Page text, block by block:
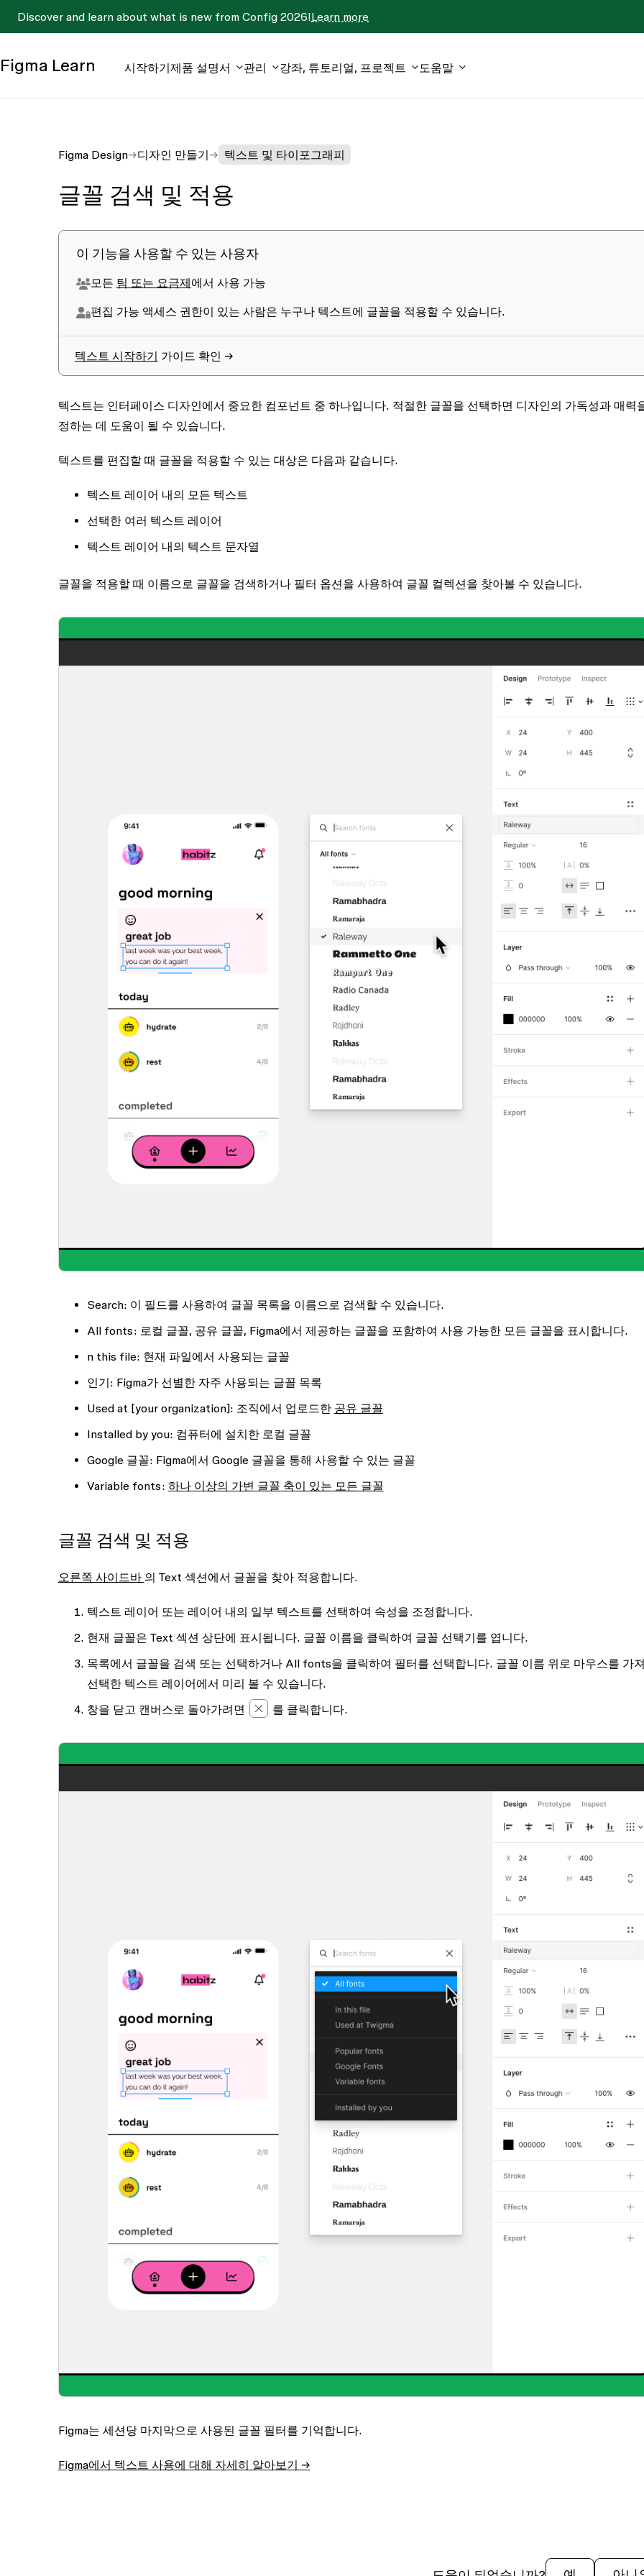
Discover and learn about what is new from Config 2026!Learn more
Figma Learn 시작하기제품 설명서 관리 강좌, 튜토리얼, 프로젝트 도움말
Figma Design 디자인 만들기 텍스트 및 타이포그래피
글꼴 검색 및 적용
이 기능을 사용할 수 있는 사용자
모든 팀 또는 요금제에서 사용 가능
편집 가능 액세스 권한이 있는 사람은 누구나 텍스트에 글꼴을 적용할 수 있습니다.
텍스트 시작하기 가이드 확인 →
텍스트는 인터페이스 디자인에서 중요한 컴포넌트 중 하나입니다. 적절한 글꼴을 선택하면 디자인의 가독성과 매력
정하는 데 도움이 될 수 있습니다.
텍스트를 편집할 때 글꼴을 적용할 수 있는 대상은 다음과 같습니다.
텍스트 레이어 내의 모든 텍스트
선택한 여러 텍스트 레이어
텍스트 레이어 내의 텍스트 문자열
글꼴을 적용할 때 이름으로 글꼴을 검색하거나 필터 옵션을 사용하여 글꼴 컬렉션을 찾아볼 수 있습니다.
Search: 이 필드를 사용하여 글꼴 목록을 이름으로 검색할 수 있습니다.
All fonts: 로컬 글꼴, 공유 글꼴, Figma에서 제공하는 글꼴을 포함하여 사용 가능한 모든 글꼴을 표시합니다.
n this file: 현재 파일에서 사용되는 글꼴
인기: Figma가 선별한 자주 사용되는 글꼴 목록
Used at [your organization]: 조직에서 업로드한 공유 글꼴
Installed by you: 컴퓨터에 설치한 로컬 글꼴
Google 글꼴: Figma에서 Google 글꼴을 통해 사용할 수 있는 글꼴
Variable fonts: 하나 이상의 가변 글꼴 축이 있는 모든 글꼴
글꼴 검색 및 적용
오른쪽 사이드바 의 Text 섹션에서 글꼴을 찾아 적용합니다.
텍스트 레이어 또는 레이어 내의 일부 텍스트를 선택하여 속성을 조정합니다.
현재 글꼴은 Text 섹션 상단에 표시됩니다. 글꼴 이름을 클릭하여 글꼴 선택기를 엽니다.
목록에서 글꼴을 검색 또는 선택하거나 All fonts을 클릭하여 필터를 선택합니다. 글꼴 이름 위로 마우스를 가
선택한 텍스트 레이어에서 미리 볼 수 있습니다.
창을 닫고 캔버스로 돌아가려면
를 클릭합니다.
Figma는 세션당 마지막으로 사용된 글꼴 필터를 기억합니다.
Figma에서 텍스트 사용에 대해 자세히 알아보기 →